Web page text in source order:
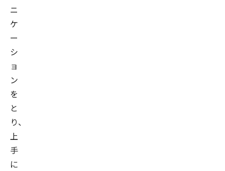
ニ
ケ
ー
シ
ョ
ン
を
と
り、
上
手
に